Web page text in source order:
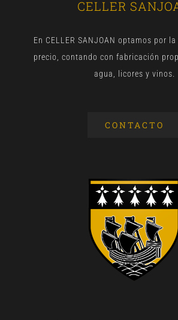
CELLER
En CELLER SANJOAN optamos por
precio, contando con fabricación
agua, licores y vinos.
CONTACTO